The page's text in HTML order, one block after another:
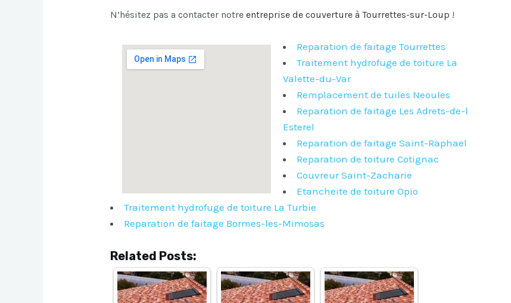
N’hésitez pas a contacter notreentreprise de couverture à Tourrettes-sur-Loup !
Reparation de faitage Tourrettes
Traitement hydrofuge de toiture La
Valette-du-Var
Remplacement de tuiles Neoules
Reparation de faitage Les Adrets-de-l
Esterel
Reparation de faitage Saint-Raphael
Reparation de toiture Cotignac
Couvreur Saint-Zacharie
Etancheite de toiture Opio
Traitement hydrofuge de toiture La Turbie
Reparation de faitage Bormes-les-Mimosas
Related Posts: